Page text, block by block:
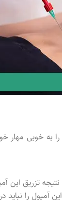
به خوبی مهار
۵ نوبت آن را تزریق
را نباید